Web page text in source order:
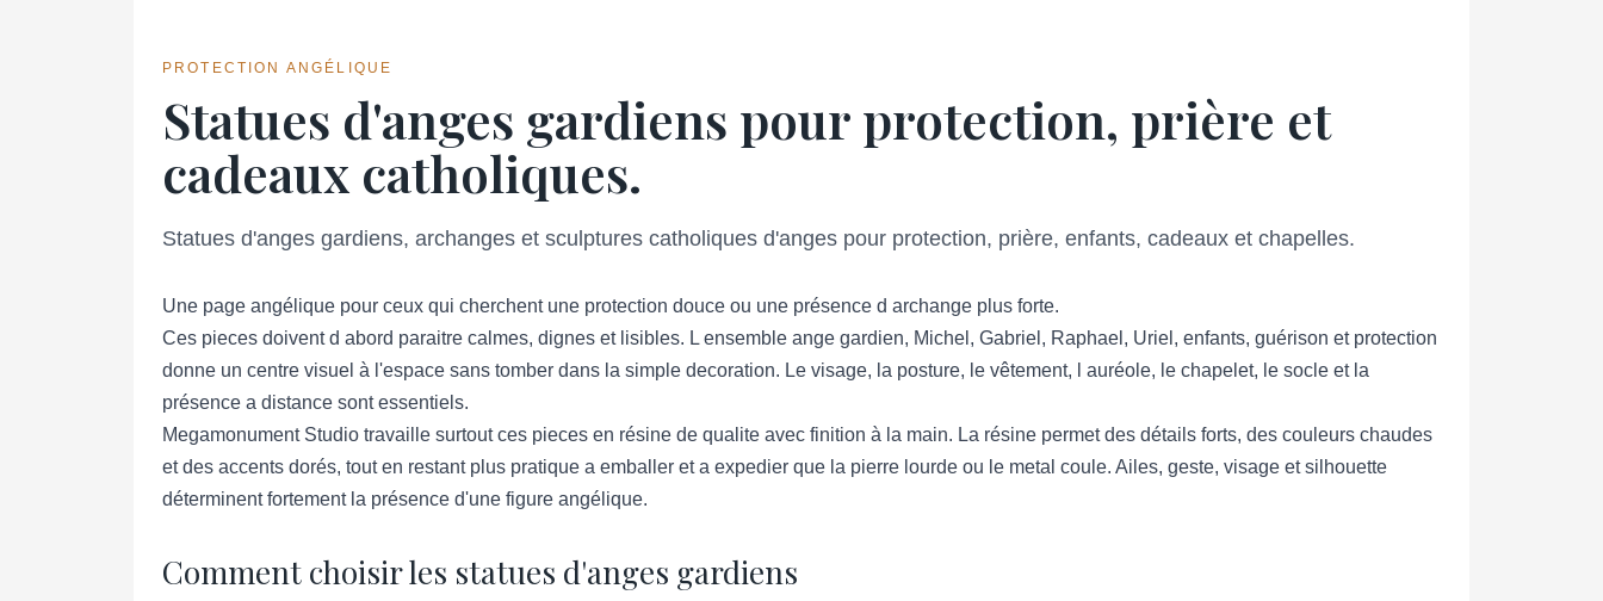
PROTECTION ANGÉLIQUE
Statues d'anges gardiens pour protection, prière et
cadeaux catholiques.
Statues d'anges gardiens, archanges et sculptures catholiques d'anges pour protection, prière, enfants, cadeaux et chapelles.
Une page angélique pour ceux qui cherchent une protection douce ou une présence d archange plus forte.
Ces pieces doivent d abord paraitre calmes, dignes et lisibles. L ensemble ange gardien, Michel, Gabriel, Raphael, Uriel, enfants, guérison et protection
donne un centre visuel à l'espace sans tomber dans la simple decoration. Le visage, la posture, le vêtement, l auréole, le chapelet, le socle et la
présence a distance sont essentiels.
Megamonument Studio travaille surtout ces pieces en résine de qualite avec finition à la main. La résine permet des détails forts, des couleurs chaudes
et des accents dorés, tout en restant plus pratique a emballer et a expedier que la pierre lourde ou le metal coule. Ailes, geste, visage et silhouette
déterminent fortement la présence d'une figure angélique.
Comment choisir les statues d'anges gardiens